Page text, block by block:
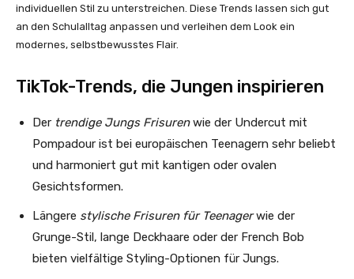
individuellen Stil zu unterstreichen. Diese Trends lassen sich gut
an den Schulalltag anpassen und verleihen dem Look ein
modernes, selbstbewusstes Flair.
TikTok-Trends, die Jungen inspirieren
Der trendige Jungs Frisurenwie der Undercut mit
Pompadour ist bei europäischen Teenagern sehr beliebt
und harmoniert gut mit kantigen oder ovalen
Gesichtsformen.
Längere stylische Frisuren für Teenagerwie der
Grunge-Stil, lange Deckhaare oder der French Bob
bieten vielfältige Styling-Optionen für Jungs.